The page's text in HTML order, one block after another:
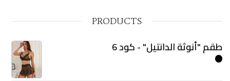
PRODUCTS
طقم "أنوثة الدانتيل" - كود 6